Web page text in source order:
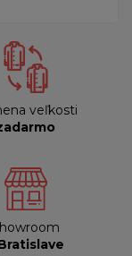
veľkosti